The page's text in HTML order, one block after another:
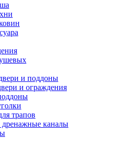
и поддоны
и ограждения
трапов
каналы